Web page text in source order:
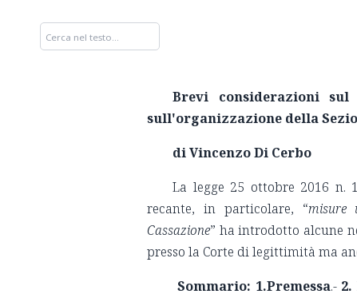
Brevi considerazioni
sull'organizzazione della
di Vincenzo Di Cerbo
La legge 25 ottobre 2016 n.
recante, in particolare, “misure
Cassazione” ha introdotto alcune
presso la Corte di legittimità ma
Sommario: 1.Premessa.- 2.